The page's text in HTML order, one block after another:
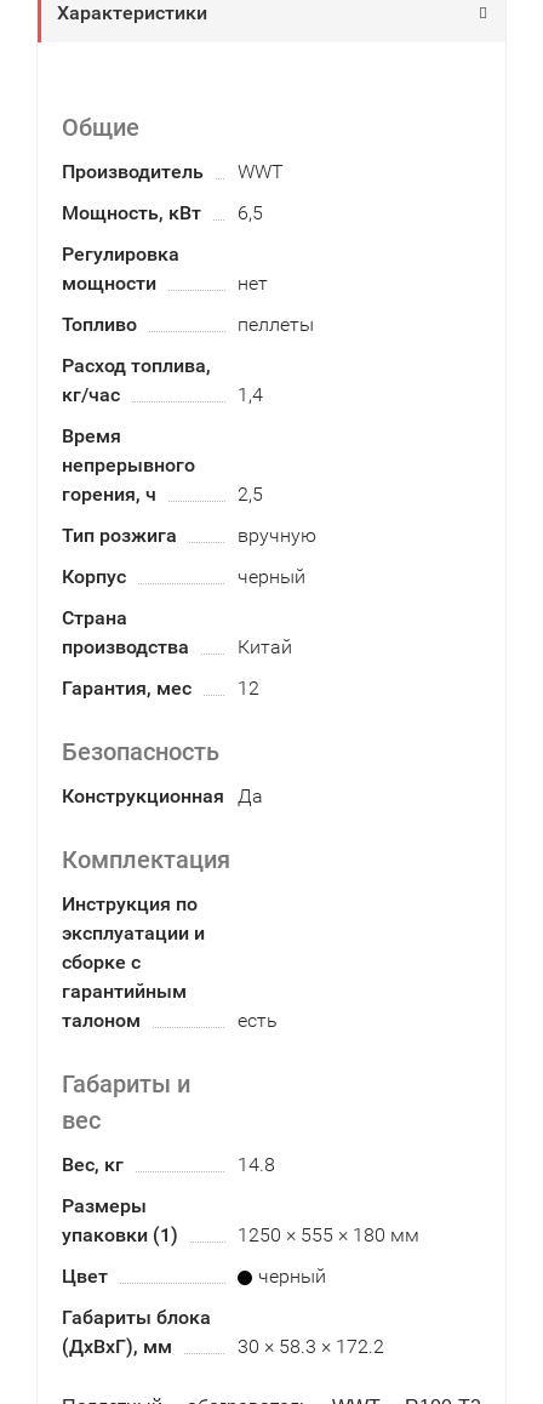
Характеристики
Общие
Производитель
WWT
Мощность, кВт
6,5
Регулировка
мощности
нет
Топливо
пеллеты
Расход топлива,
кг/час
1,4
Время
непрерывного
горения, ч
2,5
Тип розжига
вручную
Корпус
черный
Страна
производства
Китай
Гарантия, мес
12
Безопасность
Конструкционная Да
Комплектация
Инструкция по
эксплуатации и
сборке с
гарантийным
талоном
есть
Габариты и
вес
Вес, кг
14.8
Размеры
упаковки (1)
1250 × 555 × 180 мм
Цвет
черный
Габариты блока
(ДхВхГ), мм
30 × 58.3 × 172.2